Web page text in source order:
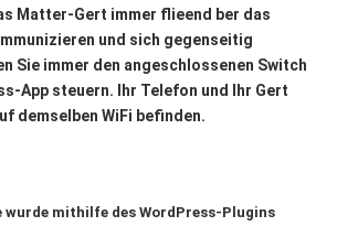
Matter-Gert immer flieend ber das
und sich gegenseitig
Sie immer den angeschlossenen Switch
App steuern. Ihr Telefon und Ihr Gert
demselben WiFi befinden.
wurde mithilfe des WordPress-Plugins